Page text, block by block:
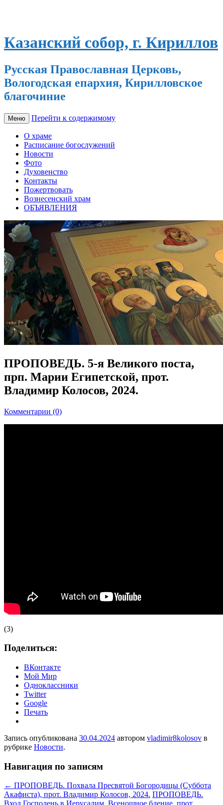
Казанский собор, г. Кириллов
Русская Православная Церковь,
Вологодская епархия, Кирилловское
благочиние
Меню Перейти к содержимому
О храме
Расписание богослужений
Новости
Фото
Духовенство
Контакты
Пожертвовать
Вознесенский храм
ОБЪЯВЛЕНИЯ
ПРОПОВЕДЬ. 5-я Великого поста,
прп. Марии Египетской, прот.
Владимир Колосов, 2024.
Комментарии (0)
(3)
Поделиться:
ВКонтакте
Мой Мир
Одноклассники
Twitter
Google
Печать
Запись опубликована 30.04.2024 автором vladimir8kolosov в
рубрике Новости.
Навигация по записям
← ПРОПОВЕДЬ. Похвала Пресвятой Богородицы (Суббота
Акафиста), прот. Владимир Колосов, 2024. ПРОПОВЕДЬ.